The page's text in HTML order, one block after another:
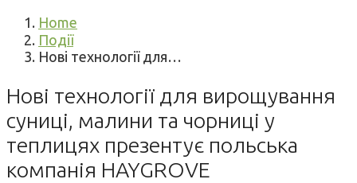
Home
Події
Нові технології для…
Нові технології для вирощування
суниці, малини та чорниці у
теплицях презентує польська
компанія HAYGROVE